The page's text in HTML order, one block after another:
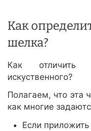
Как
шелка?
Как отличить
искуственного?
Полагаем, что эта
как многие
Если